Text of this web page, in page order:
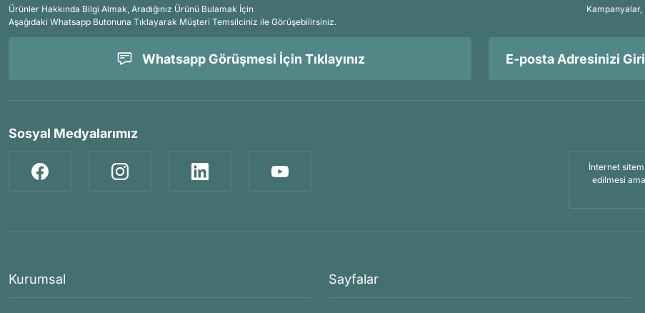
Ürünler Hakkında Bilgi Almak, Aradığınız Ürünü Bulamak İçin
Aşağıdaki Whatsapp Butonuna Tıklayarak Müşteri Temsilciniz ile Görüşebilirsiniz.
Whatsapp Görüşmesi İçin Tıklayınız
Sosyal Medyalarımız
İnternet
edilmesi
Kurumsal Sayfalar